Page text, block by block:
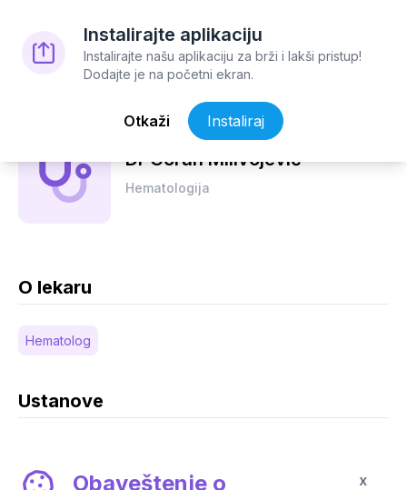
Obaveštenje o
x
Instalirajte aplikaciju
Instalirajte našu aplikaciju za brži i lakši pristup!
Dodajte je na početni ekran.
Otkaži Instaliraj
Lekar detalji
Dr Goran Milivojević
Hematologija
O lekaru
Hematolog
Ustanove